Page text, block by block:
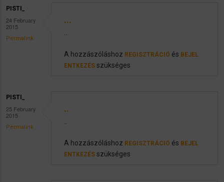
PISTI_
24 February
2015
Permalink
...
...
A hozzászóláshoz REGISZTRÁCIÓ és BEJEL
ENTKEZÉS szükséges
PISTI_
25 February
2015
Permalink
..
..
A hozzászóláshoz REGISZTRÁCIÓ és BEJEL
ENTKEZÉS szükséges